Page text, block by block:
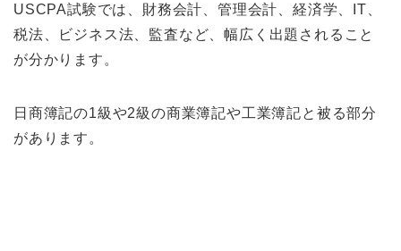
USCPA試験では、財務会計、管理会計、経済学、IT、
税法、ビジネス法、監査など、幅広く出題されること
が分かります。
日商簿記の1級や2級の商業簿記や工業簿記と被る部分
があります。